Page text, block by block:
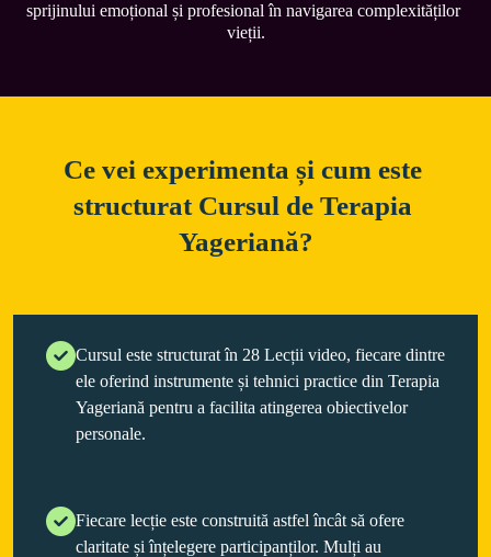
sprijinului emoțional și profesional în navigarea complexităților
Ce vei experimenta și cum este
structurat Cursul de Terapia
Cursul este structurat în 28 Lecții video, fiecare dintre
ele oferind instrumente și tehnici practice din Terapia
Yageriană pentru a facilita atingerea obiectivelor
personale.
Fiecare lecție este construită astfel încât să ofere
claritate și înțelegere participanților. Mulți au